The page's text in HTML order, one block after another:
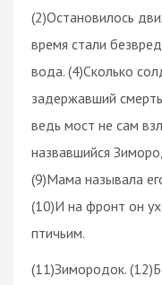
(2)Остановилось
время стали
вода. (4)Сколько
задержавший
ведь мост не сам
назвавшийся
(9)Мама называла
(10)И на фронт он
птичьим.
(11)Зимородок.